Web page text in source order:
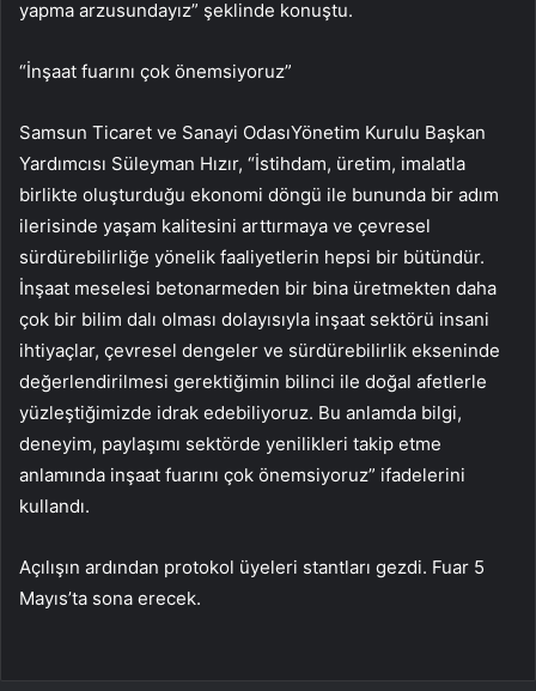
yapma arzusundayız” şeklinde konuştu.
“İnşaat fuarını çok önemsiyoruz”
Samsun Ticaret ve Sanayi OdasıYönetim Kurulu Başkan
Yardımcısı Süleyman Hızır, “İstihdam, üretim, imalatla
birlikte oluşturduğu ekonomi döngü ile bununda bir adım
ilerisinde yaşam kalitesini arttırmaya ve çevresel
sürdürebilirliğe yönelik faaliyetlerin hepsi bir bütündür.
İnşaat meselesi betonarmeden bir bina üretmekten daha
çok bir bilim dalı olması dolayısıyla inşaat sektörü insani
ihtiyaçlar, çevresel dengeler ve sürdürebilirlik ekseninde
değerlendirilmesi gerektiğimin bilinci ile doğal afetlerle
yüzleştiğimizde idrak edebiliyoruz. Bu anlamda bilgi,
deneyim, paylaşımı sektörde yenilikleri takip etme
anlamında inşaat fuarını çok önemsiyoruz” ifadelerini
kullandı.
Açılışın ardından protokol üyeleri stantları gezdi. Fuar 5
Mayıs’ta sona erecek.